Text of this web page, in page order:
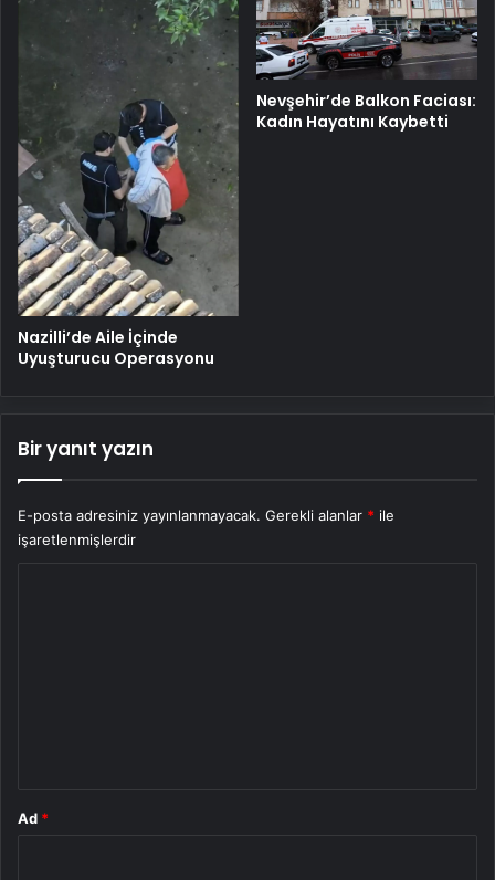
Nazilli’de Aile İçinde
Uyuşturucu Operasyonu
Nevşehir’de Balkon Faciası:
Kadın Hayatını Kaybetti
Bir yanıt yazın
E-posta adresiniz yayınlanmayacak. Gerekli alanlar * ile
işaretlenmişlerdir
Ad *